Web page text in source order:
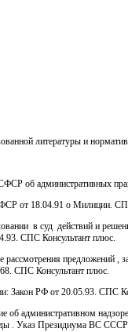
литературы и
об административных
от 18.04.91 о Милиции. СПС
в суд действий и
СПС Консультант плюс.
предложений ,
СПС Консультант плюс.
РФ от 20.05.93. СПС
административном
. Указ Президиума ВС